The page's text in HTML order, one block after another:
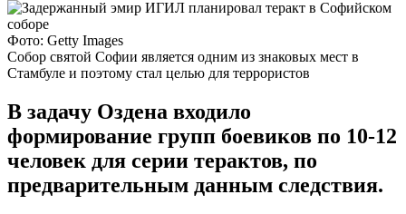
Фото: Getty Images
Собор святой Софии является одним из знаковых мест в
Стамбуле и поэтому стал целью для террористов
В задачу Оздена входило
формирование групп боевиков по 10-12
человек для серии терактов, по
предварительным данным следствия.